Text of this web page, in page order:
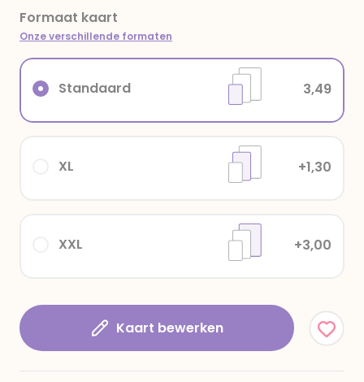
Formaat kaart
Onze verschillende formaten
XXL +3,00
XL +1,30
Standaard 3,49
Kaart bewerken